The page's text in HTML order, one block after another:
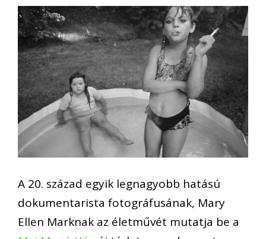
A 20. század egyik legnagyobb hatású
dokumentarista fotográfusának, Mary
Ellen Marknak az életművét mutatja be a